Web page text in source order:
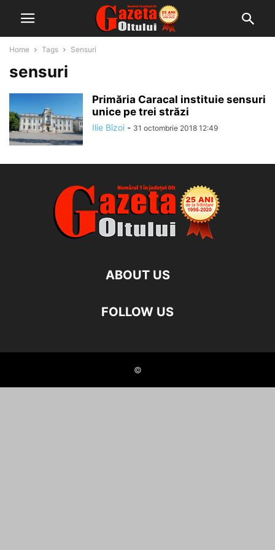
Home Tags Sensuri
sensuri
Primăria Caracal instituie sensuri
unice pe trei străzi
Ilie Bîzoi - 31 octombrie 2018 12:49
ABOUT US
FOLLOW US
©